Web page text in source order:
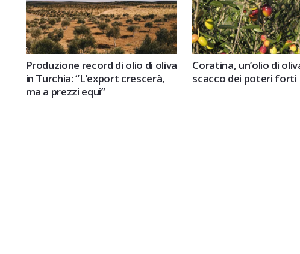
Produzione record di olio di oliva
in Turchia: “L’export crescerà,
ma a prezzi equi”
Coratina, un’olio di
scacco dei poteri forti